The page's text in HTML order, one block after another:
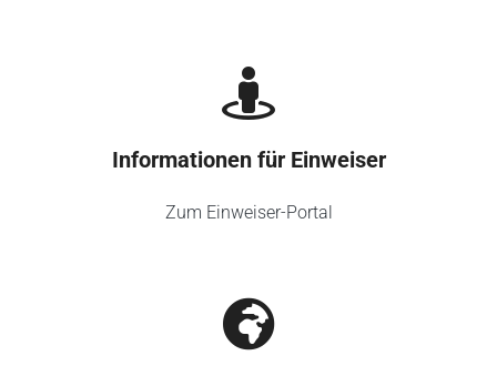
Informationen für Einweiser
Zum Einweiser-Portal